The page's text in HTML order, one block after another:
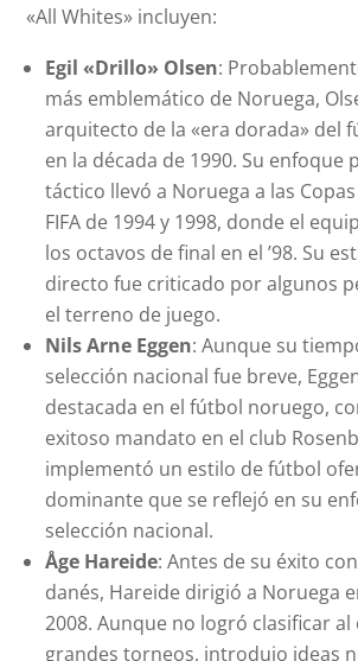
«All Whites» incluyen:
Egil «Drillo» Olsen:
más emblemático de Noruega,
arquitecto de la «era dorada» del
en la década de 1990. Su enfoque
táctico llevó a Noruega a las
FIFA de 1994 y 1998, donde el
los octavos de final en el ’98. Su
directo fue criticado por algunos
el terreno de juego.
Nils Arne Eggen: Aunque su
selección nacional fue breve,
destacada en el fútbol noruego,
exitoso mandato en el club
implementó un estilo de fútbol
dominante que se reflejó en su
selección nacional.
Åge Hareide: Antes de su éxito
danés, Hareide dirigió a Noruega
2008. Aunque no logró clasificar
grandes torneos, introdujo ideas